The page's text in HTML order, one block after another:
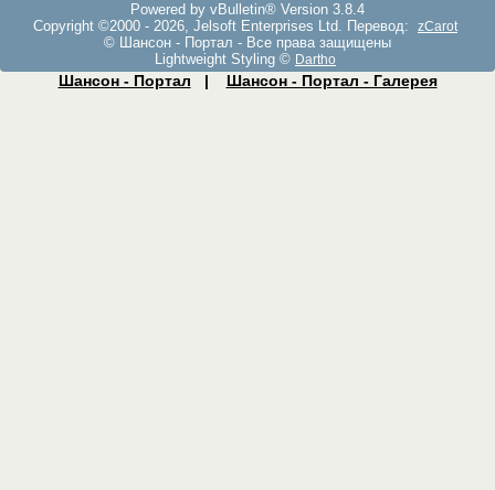
Powered by vBulletin® Version 3.8.4
Copyright ©2000 - 2026, Jelsoft Enterprises Ltd. Перевод:
zCarot
© Шансон - Портал - Все права защищены
Lightweight Styling © Dartho
Шансон - Портал | Шансон - Портал - Галерея